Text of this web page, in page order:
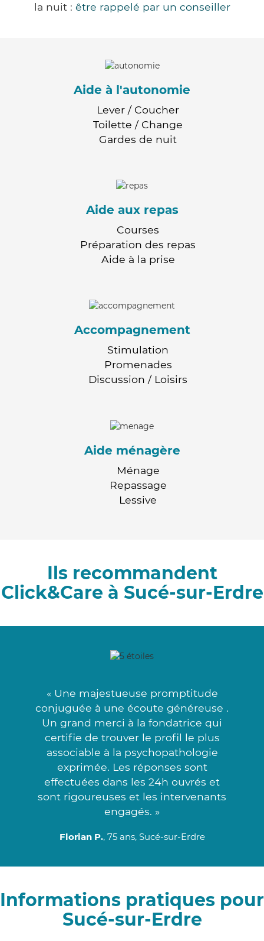
la nuit : être rappelé par un conseiller
Aide à l'autonomie
Lever / Coucher
Toilette / Change
Gardes de nuit
Aide aux repas
Courses
Préparation des repas
Aide à la prise
Accompagnement
Stimulation
Promenades
Discussion / Loisirs
Aide ménagère
Ménage
Repassage
Lessive
Ils recommandent
Click&Care à Sucé-sur-Erdre
« Une majestueuse promptitude
conjuguée à une écoute généreuse .
Un grand merci à la fondatrice qui
certifie de trouver le profil le plus
associable à la psychopathologie
exprimée. Les réponses sont
effectuées dans les 24h ouvrés et
sont rigoureuses et les intervenants
engagés. »
Florian P., 75 ans, Sucé-sur-Erdre
Informations pratiques pour
Sucé-sur-Erdre